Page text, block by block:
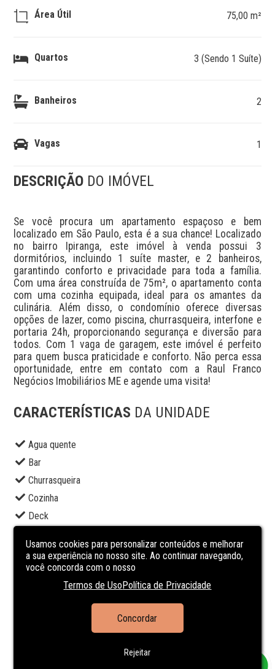
Área Útil 75,00 m²
Quartos 3 (Sendo 1 Suíte)
Banheiros 2
Vagas 1
DESCRIÇÃO DO IMÓVEL
Se você procura um apartamento espaçoso e bem
localizado em São Paulo, esta é a sua chance! Localizado
no bairro Ipiranga, este imóvel à venda possui 3
dormitórios, incluindo 1 suíte master, e 2 banheiros,
garantindo conforto e privacidade para toda a família.
Com uma área construída de 75m², o apartamento conta
com uma cozinha equipada, ideal para os amantes da
culinária. Além disso, o condomínio oferece diversas
opções de lazer, como piscina, churrasqueira, interfone e
portaria 24h, proporcionando segurança e diversão para
todos. Com 1 vaga de garagem, este imóvel é perfeito
para quem busca praticidade e conforto. Não perca essa
oportunidade, entre em contato com a Raul Franco
Negócios Imobiliários ME e agende uma visita!
CARACTERÍSTICAS DA UNIDADE
Agua quente
Bar
Churrasqueira
Cozinha
Deck
Hidrometro Individual
Interfone
Portão eletrônico
Usamos cookies para personalizar conteúdos e melhorar
a sua experiência no nosso site. Ao continuar navegando,
você concorda com o nosso
Termos de UsoPolítica de Privacidade
Concordar
Rejeitar